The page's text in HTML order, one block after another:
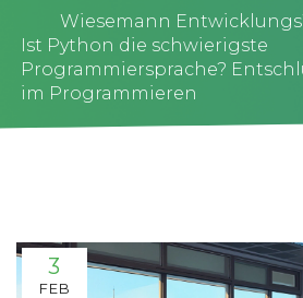
Wiesemann
Ist Python die schwierigste
Programmiersprache?
im Programmieren
3
FEB